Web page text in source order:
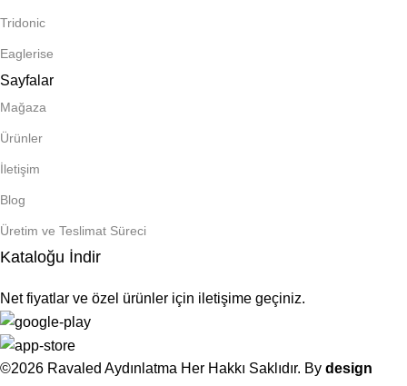
Tridonic
Eaglerise
Sayfalar
Mağaza
Ürünler
İletişim
Blog
Üretim ve Teslimat Süreci
Kataloğu İndir
Net fiyatlar ve özel ürünler için iletişime geçiniz.
©2026 Ravaled Aydınlatma Her Hakkı Saklıdır. By design